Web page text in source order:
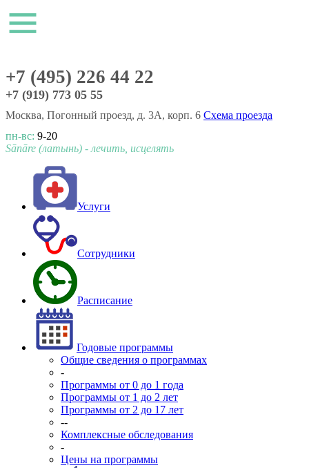
+7 (495) 226 44 22
+7 (919) 773 05 55
Москва, Погонный проезд, д. 3А, корп. 6 Схема проезда
пн-вс: 9-20
Sānāre (латынь) - лечить, исцелять
Услуги
Сотрудники
Расписание
Годовые программы
Общие сведения о программах
-
Программы от 0 до 1 года
Программы от 1 до 2 лет
Программы от 2 до 17 лет
--
Комплексные обследования
-
Цены на программы